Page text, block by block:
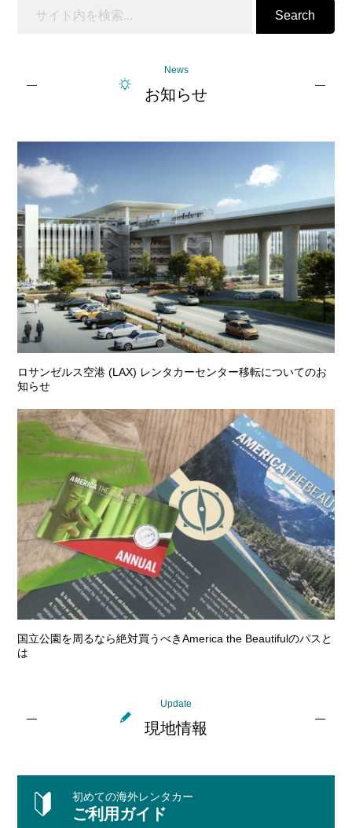
Search
News
お知らせ
ロサンゼルス空港 (LAX) レンタカーセンター移転についてのお
知らせ
国立公園を周るなら絶対買うべきAmerica the Beautifulのパスと
は
Update
現地情報
初めての海外レンタカー
ご利用ガイド